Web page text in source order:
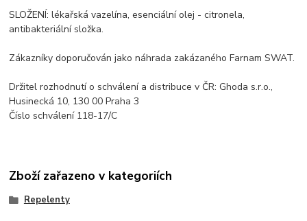
SLOŽENÍ: lékařská vazelína, esenciální olej - citronela,
antibakteriální složka.
Zákazníky doporučován jako náhrada zakázaného Farnam SWAT.
Držitel rozhodnutí o schválení a distribuce v ČR: Ghoda s.r.o.,
Husinecká 10, 130 00 Praha 3
Číslo schválení 118-17/C
Zboží zařazeno v kategoriích
Repelenty